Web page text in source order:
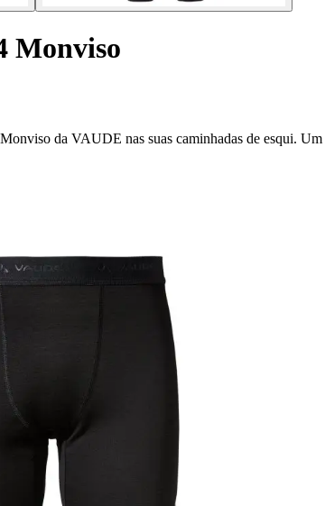
Monviso
da VAUDE nas suas caminhadas de esqui.